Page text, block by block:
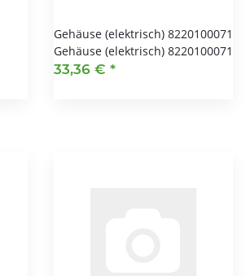
Gehäuse (elektrisch) 8220100071
Gehäuse (elektrisch) 8220100071
33,36 € *